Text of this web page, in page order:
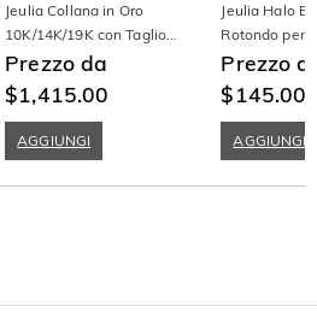
Jeulia Collana in Oro
10K/14K/19K con Taglio
Rotondo Moissanite
Prezzo da
$1,415.00
AGGIUNGI
Jeulia Halo
Rotondo per
Argento
Prezzo
$145.00
AGGIUNGI